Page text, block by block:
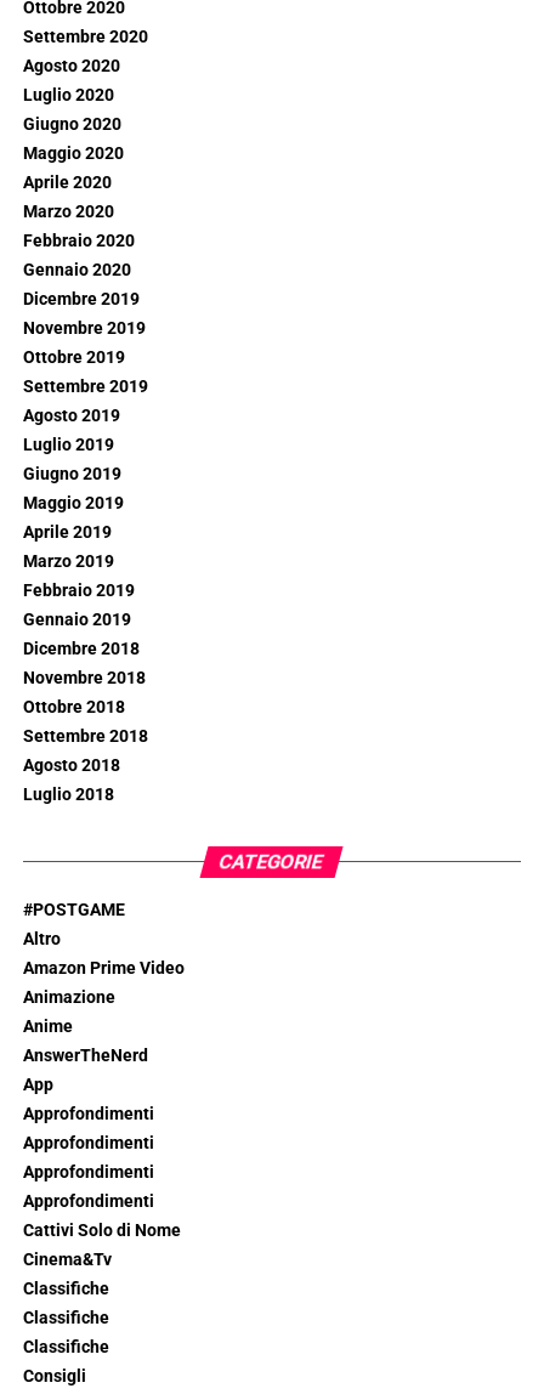
Ottobre 2020
Settembre 2020
Agosto 2020
Luglio 2020
Giugno 2020
Maggio 2020
Aprile 2020
Marzo 2020
Febbraio 2020
Gennaio 2020
Dicembre 2019
Novembre 2019
Ottobre 2019
Settembre 2019
Agosto 2019
Luglio 2019
Giugno 2019
Maggio 2019
Aprile 2019
Marzo 2019
Febbraio 2019
Gennaio 2019
Dicembre 2018
Novembre 2018
Ottobre 2018
Settembre 2018
Agosto 2018
Luglio 2018
CATEGORIE
#POSTGAME
Altro
Amazon Prime Video
Animazione
Anime
AnswerTheNerd
App
Approfondimenti
Approfondimenti
Approfondimenti
Approfondimenti
Cattivi Solo di Nome
Cinema&Tv
Classifiche
Classifiche
Classifiche
Consigli